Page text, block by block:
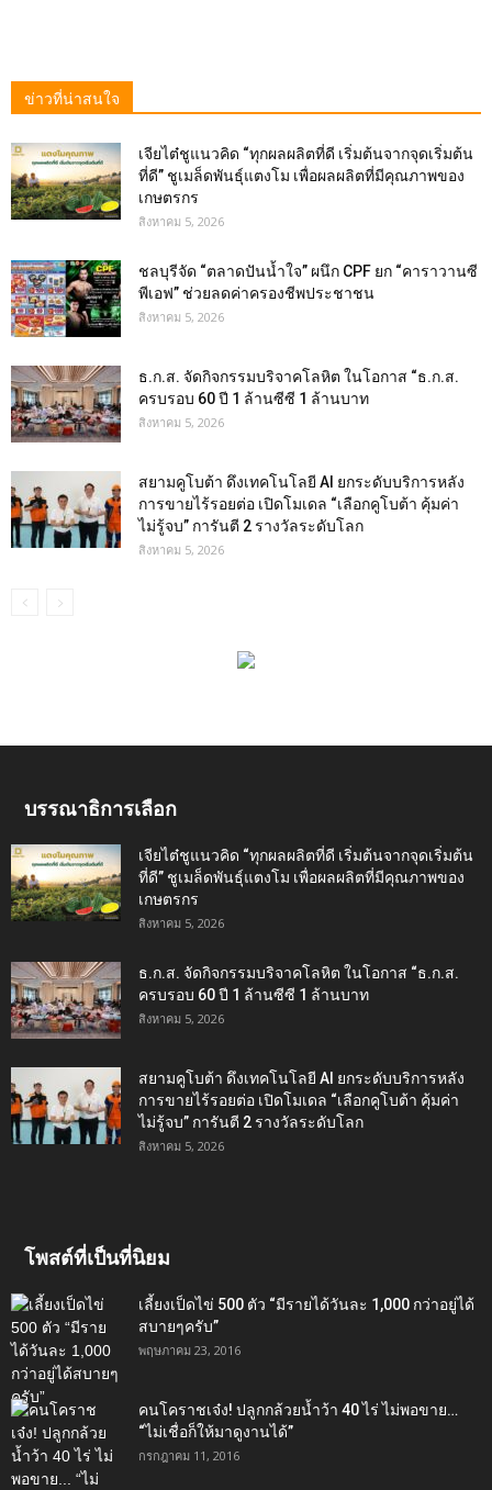
ข่าวที่น่าสนใจ
เจียไต๋ชูแนวคิด “ทุกผลผลิตที่ดี เริ่มต้นจากจุดเริ่มต้น
ที่ดี” ชูเมล็ดพันธุ์แตงโม เพื่อผลผลิตที่มีคุณภาพของ
เกษตรกร
สิงหาคม 5, 2026
ชลบุรีจัด “ตลาดปันน้ำใจ” ผนึก CPF ยก “คาราวานซี
พีเอฟ” ช่วยลดค่าครองชีพประชาชน
สิงหาคม 5, 2026
ธ.ก.ส. จัดกิจกรรมบริจาคโลหิต ในโอกาส “ธ.ก.ส.
ครบรอบ 60 ปี 1 ล้านซีซี 1 ล้านบาท
สิงหาคม 5, 2026
สยามคูโบต้า ดึงเทคโนโลยี AI ยกระดับบริการหลัง
การขายไร้รอยต่อ เปิดโมเดล “เลือกคูโบต้า คุ้มค่า
ไม่รู้จบ” การันตี 2 รางวัลระดับโลก
สิงหาคม 5, 2026
บรรณาธิการเลือก
เจียไต๋ชูแนวคิด “ทุกผลผลิตที่ดี เริ่มต้นจากจุดเริ่มต้น
ที่ดี” ชูเมล็ดพันธุ์แตงโม เพื่อผลผลิตที่มีคุณภาพของ
เกษตรกร
สิงหาคม 5, 2026
ธ.ก.ส. จัดกิจกรรมบริจาคโลหิต ในโอกาส “ธ.ก.ส.
ครบรอบ 60 ปี 1 ล้านซีซี 1 ล้านบาท
สิงหาคม 5, 2026
สยามคูโบต้า ดึงเทคโนโลยี AI ยกระดับบริการหลัง
การขายไร้รอยต่อ เปิดโมเดล “เลือกคูโบต้า คุ้มค่า
ไม่รู้จบ” การันตี 2 รางวัลระดับโลก
สิงหาคม 5, 2026
โพสต์ที่เป็นที่นิยม
เลี้ยงเป็ดไข่ 500 ตัว “มีรายได้วันละ 1,000 กว่าอยู่ได้
สบายๆครับ”
พฤษภาคม 23, 2016
คนโคราชเจ๋ง! ปลูกกล้วยน้ำว้า 40 ไร่ ไม่พอขาย…
“ไม่เชื่อก็ให้มาดูงานได้”‬
กรกฎาคม 11, 2016